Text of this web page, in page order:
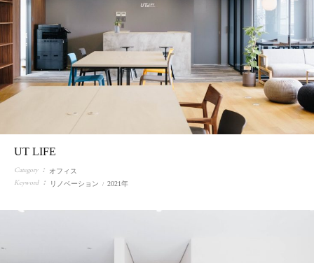
UT LIFE
Category オフィス
Keyword リノベーション 2021年